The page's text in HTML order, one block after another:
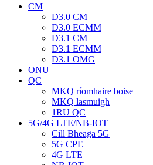
CM
D3.0 CM
D3.0 ECMM
D3.1 CM
D3.1 ECMM
D3.1 OMG
ONU
QC
MKQ ríomhaire boise
MKQ lasmuigh
1RU QC
5G/4G LTE/NB-IOT
Cill Bheaga 5G
5G CPE
4G LTE